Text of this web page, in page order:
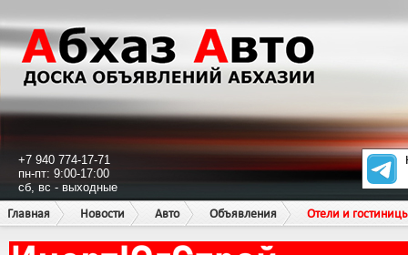
+7 940 774-17-71
пн-пт: 9:00-17:00
сб, вс - выходные
Главная
Новости Авто Объявления Отели и